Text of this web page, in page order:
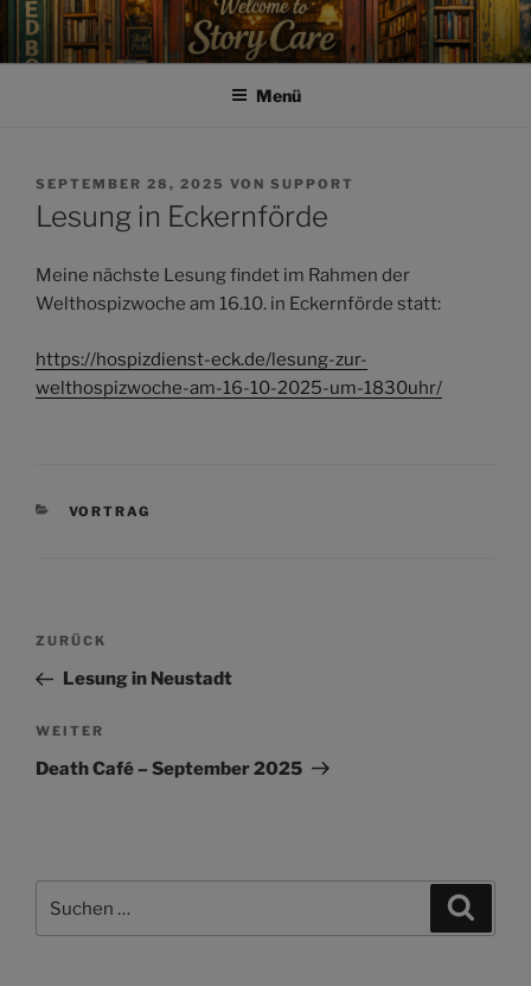
Zum
Inhalt
springen
Menü
VERÖFFENTLICHT
AM
SEPTEMBER 28, 2025 VON SUPPORT
Lesung in Eckernförde
Meine nächste Lesung findet im Rahmen der
Welthospizwoche am 16.10. in Eckernförde statt:
https://hospizdienst-eck.de/lesung-zur-
welthospizwoche-am-16-10-2025-um-1830uhr/
KATEGORIEN
VORTRAG
Beitragsnavigation
Vorheriger
Beitrag
ZURÜCK
Lesung in Neustadt
Nächster
Beitrag
WEITER
Death Café – September 2025
nach: